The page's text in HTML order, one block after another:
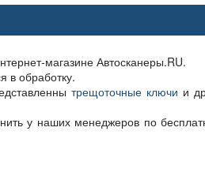
магазине Автосканеры.RU.
в обработку.
трещоточные ключи и
у наших менеджеров по